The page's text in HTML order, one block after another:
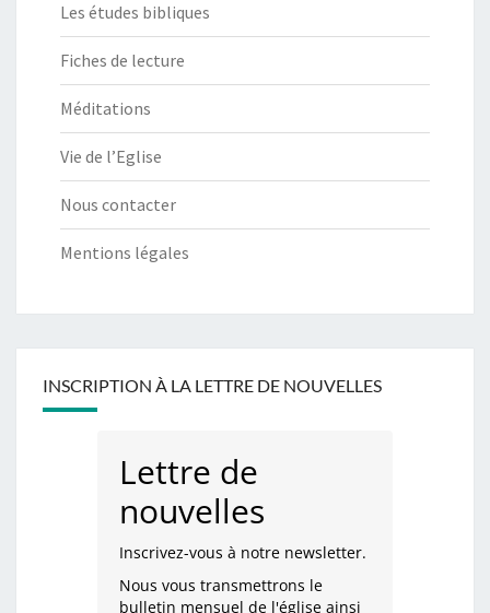
Les études bibliques
Fiches de lecture
Méditations
Vie de l’Eglise
Nous contacter
Mentions légales
INSCRIPTION À LA LETTRE DE NOUVELLES
Lettre de
nouvelles
Inscrivez-vous à notre newsletter.
Nous vous transmettrons le
bulletin mensuel de l'église ainsi